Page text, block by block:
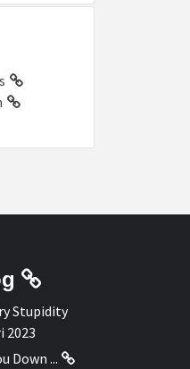
Stupidity
2023
Down ...